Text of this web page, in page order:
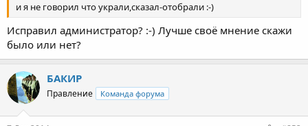
и я не говорил что украли,сказал-отобрали :-)
Исправил администратор? :-) Лучше своё мнение скажи
было или нет?
БАКИР
Правление Команда форума